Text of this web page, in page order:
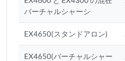
バーチャルシャーシ
EX4650(スタンドアロン)
EX4650(バーチャルシャー